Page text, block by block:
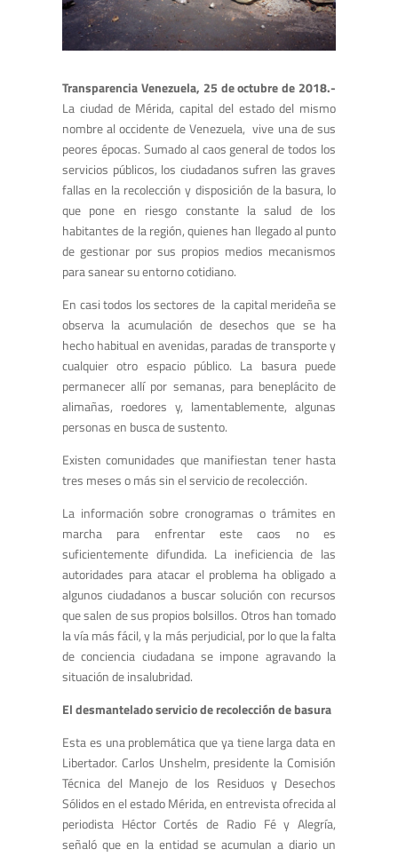
Transparencia Venezuela, 25 de octubre de 2018.-
La ciudad de Mérida, capital del estado del mismo
nombre al occidente de Venezuela, vive una de sus
peores épocas. Sumado al caos general de todos los
servicios públicos, los ciudadanos sufren las graves
fallas en la recolección y disposición de la basura, lo
que pone en riesgo constante la salud de los
habitantes de la región, quienes han llegado al punto
de gestionar por sus propios medios mecanismos
para sanear su entorno cotidiano.
En casi todos los sectores de la capital merideña se
observa la acumulación de desechos que se ha
hecho habitual en avenidas, paradas de transporte y
cualquier otro espacio público. La basura puede
permanecer allí por semanas, para beneplácito de
alimañas, roedores y, lamentablemente, algunas
personas en busca de sustento.
Existen comunidades que manifiestan tener hasta
tres meses o más sin el servicio de recolección.
La información sobre cronogramas o trámites en
marcha para enfrentar este caos no es
suficientemente difundida. La ineficiencia de las
autoridades para atacar el problema ha obligado a
algunos ciudadanos a buscar solución con recursos
que salen de sus propios bolsillos. Otros han tomado
la vía más fácil, y la más perjudicial, por lo que la falta
de conciencia ciudadana se impone agravando la
situación de insalubridad.
El desmantelado servicio de recolección de basura
Esta es una problemática que ya tiene larga data en
Libertador. Carlos Unshelm, presidente la Comisión
Técnica del Manejo de los Residuos y Desechos
Sólidos en el estado Mérida, en entrevista ofrecida al
periodista Héctor Cortés de Radio Fé y Alegría,
señaló que en la entidad se acumulan a diario un